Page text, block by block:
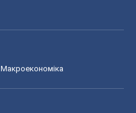
Макроекономіка